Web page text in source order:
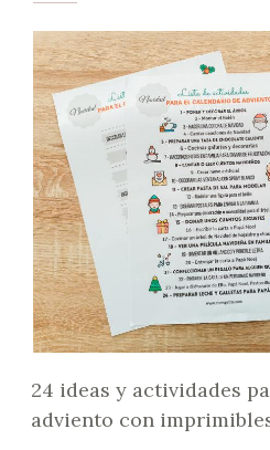
24 ideas y actividades
adviento con